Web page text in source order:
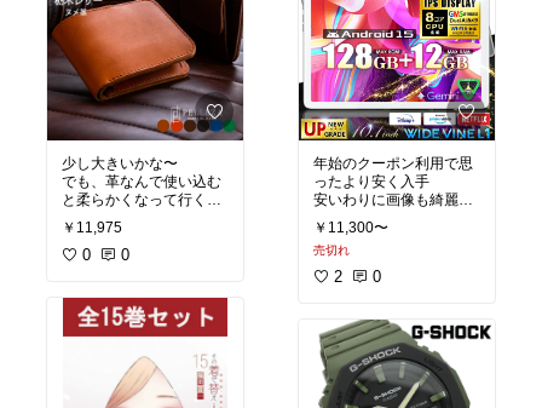
少し大きいかな〜
でも、革なんで使い込む
と柔らかくなって行くし
長い目で使って手に馴染
ませていくのも
革製品の楽しみ方だし
￥11,975
0 0
タイヤが良かったので、
夏用もトーヨーに
年始のクーポン利用で思
ったより安く入手
安いわりに画像も綺麗で
3年前に購入したタブレ
ットより格段に見やすい
です。
基本的に動画サイトやサ
手に持った時の感じも丸
みがあって、チープ感も
しないのでいいかな
￥11,300〜
売切れ
2 0